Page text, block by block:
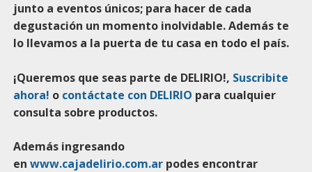
junto a eventos únicos; para hacer de cada
degustación un momento inolvidable. Además te
lo llevamos a la puerta de tu casa en todo el país.
¡Queremos que seas parte de DELIRIO!, Suscribite
ahora! o contáctate con DELIRIO para cualquier
consulta sobre productos.
Además ingresando
en www.cajadelirio.com.ar podes encontrar